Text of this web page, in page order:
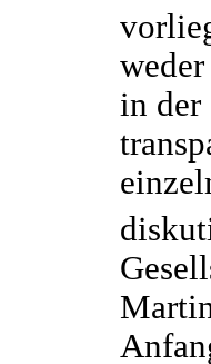
in der